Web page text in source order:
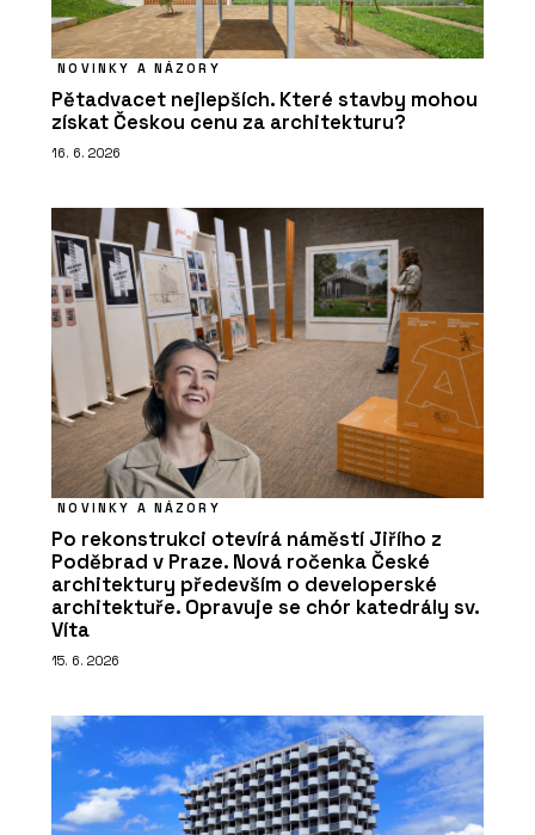
NOVINKY A NÁZORY
Pětadvacet nejlepších. Které stavby mohou
získat Českou cenu za architekturu?
16. 6. 2026
NOVINKY A NÁZORY
Po rekonstrukci otevírá náměstí Jiřího z
Poděbrad v Praze. Nová ročenka České
architektury především o developerské
architektuře. Opravuje se chór katedrály sv.
Víta
15. 6. 2026